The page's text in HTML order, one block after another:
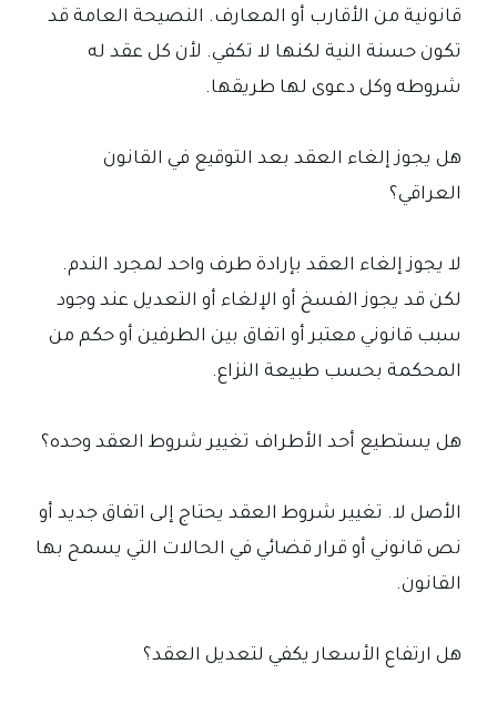
قانونية من الأقارب أو المعارف. النصيحة العامة قد
تكون حسنة النية لكنها لا تكفي. لأن كل عقد له
شروطه وكل دعوى لها طريقها.
هل يجوز إلغاء العقد بعد التوقيع في القانون
العراقي؟
لا يجوز إلغاء العقد بإرادة طرف واحد لمجرد الندم.
لكن قد يجوز الفسخ أو الإلغاء أو التعديل عند وجود
سبب قانوني معتبر أو اتفاق بين الطرفين أو حكم من
المحكمة بحسب طبيعة النزاع.
هل يستطيع أحد الأطراف تغيير شروط العقد وحده؟
الأصل لا. تغيير شروط العقد يحتاج إلى اتفاق جديد أو
نص قانوني أو قرار قضائي في الحالات التي يسمح بها
القانون.
هل ارتفاع الأسعار يكفي لتعديل العقد؟